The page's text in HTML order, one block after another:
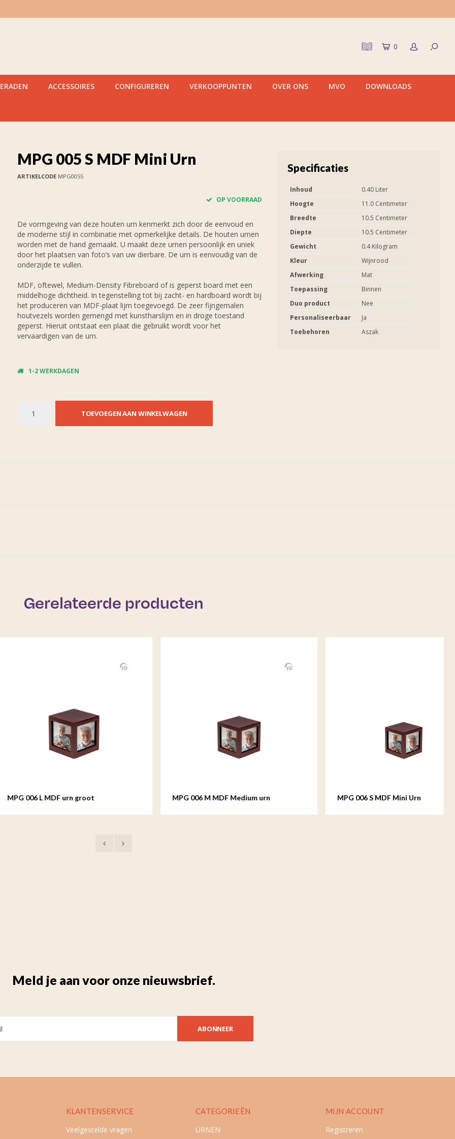
0
ACCESSOIRES CONFIGUREREN VERKOOPPUNTEN OVER ONS MVO DOWNLOADS
MPG 005 S MDF Mini Urn
ARTIKELCODEMPG005S
OP VOORRAAD
De vormgeving van deze houten urn kenmerkt zich door de eenvoud en
de moderne stijl in combinatie met opmerkelijke details. De houten urnen
worden met de hand gemaakt. U maakt deze urnen persoonlijk en uniek
door het plaatsen van foto’s van uw dierbare. De urn is eenvoudig van de
onderzijde te vullen.
MDF, oftewel, Medium-Density Fibreboard of is geperst board met een
middelhoge dichtheid. In tegenstelling tot bij zacht- en hardboard wordt bij
het produceren van MDF-plaat lijm toegevoegd. De zeer fijngemalen
houtvezels worden gemengd met kunstharslijm en in droge toestand
geperst. Hieruit ontstaat een plaat die gebruikt wordt voor het
vervaardigen van de urn.
1-2 WERKDAGEN
TOEVOEGEN AAN WINKELWAGEN
Specificaties
Inhoud
0.40 Liter
Hoogte
11.0 Centimeter
Breedte
10.5 Centimeter
Diepte
10.5 Centimeter
Gewicht
0.4 Kilogram
Kleur
Wijnrood
Afwerking
Mat
Toepassing
Binnen
Duo product
Nee
Personaliseerbaar
Ja
Toebehoren
Aszak
Gerelateerde producten
MDF urn groot MPG 006 M MDF Medium urn MPG 006 S MDF Mini Urn
Meld je aan voor onze nieuwsbrief.
ABONNEER
KLANTENSERVICE
Veelgestelde vragen
CATEGORIEËN
URNEN
MIJN ACCOUNT
Registreren